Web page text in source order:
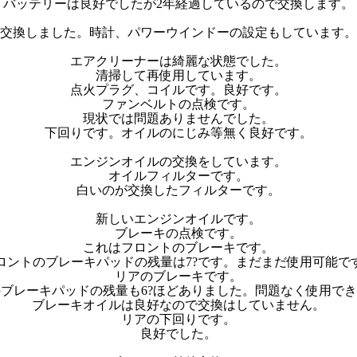
バッテリーは良好でしたが2年経過しているので交換します。
交換しました。時計、パワーウインドーの設定もしています。
エアクリーナーは綺麗な状態でした。
清掃して再使用しています。
点火プラグ、コイルです。良好です。
ファンベルトの点検です。
現状では問題ありませんでした。
下回りです。オイルのにじみ等無く良好です。
エンジンオイルの交換をしています。
オイルフィルターです。
白いのが交換したフィルターです。
新しいエンジンオイルです。
ブレーキの点検です。
これはフロントのブレーキです。
ントのブレーキパッドの残量は7?です。まだまだ使用可能で
リアのブレーキです。
レーキパッドの残量も6?ほどありました。問題なく使用で
ブレーキオイルは良好なので交換はしていません。
リアの下回りです。
良好でした。